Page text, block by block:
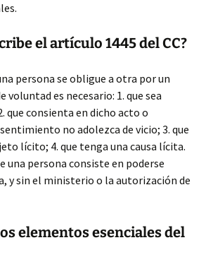
el artículo 1445 del CC?
persona se obligue a otra por un
voluntad es necesario: 1. que sea
que consienta en dicho acto o
no adolezca de vicio; 3. que
lícito; 4. que tenga una causa lícita.
una persona consiste en poderse
y sin el ministerio o la autorización de
elementos esenciales del